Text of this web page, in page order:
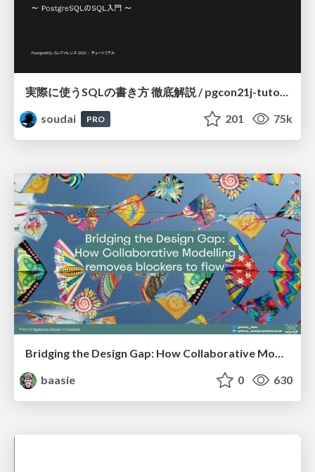
soudai
PRO 201 75k
Bridging the Design Gap: How Collaborative Modelling removes blockers to flow between stakeholders and teams @FastFlow conf
baasie
0 630